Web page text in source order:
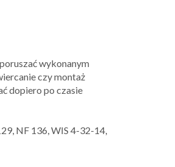
wykonanym
czy montaż
dopiero po czasie
NF 136, WIS 4-32-14,